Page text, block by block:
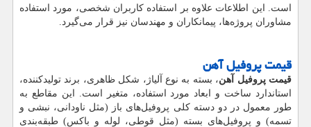
است. این اطلاعات علاوه بر استفاده کاربران شخصی، مورد استفاده
مشاوران پروژه‌ها، پیمانکاران و مهندسان نیز قرار می‌گیرد.
قیمت پروفیل آهن
قیمت پروفیل آهن، بسته به نوع آلیاژ، شکل ظاهری، برند تولیدکننده،
استاندارد ساخت و ابعاد مورد استفاده، متغیر است. این مقاطع به
طور معمول در دو دسته کلی پروفیل‌های باز (مثل ناودانی، نبشی و
تسمه) و پروفیل‌های بسته (مثل قوطی، لوله و باکس) طبقه‌بندی